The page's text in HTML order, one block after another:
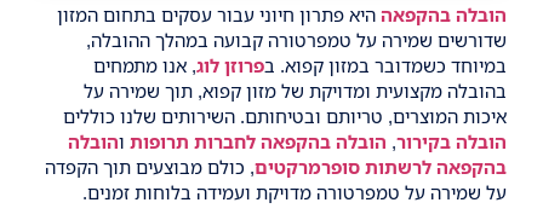
הובלה בהקפאה היא פתרון חיוני עבור עסקים בתחום המזון
שדורשים שמירה על טמפרטורה קבועה במהלך ההובלה,
במיוחד כשמדובר במזון קפוא. בפרוזן לוג, אנו מתמחים
בהובלה מקצועית ומדויקת של מזון קפוא, תוך שמירה על
איכות המוצרים, טריותם ובטיחותם. השירותים שלנו כוללים
הובלה בקירור, הובלה בהקפאה לחברות תרופות והובלה
בהקפאה לרשתות סופרמרקטים, כולם מבוצעים תוך הקפדה
על שמירה על טמפרטורה מדויקת ועמידה בלוחות זמנים.